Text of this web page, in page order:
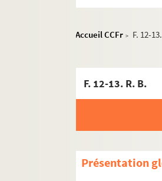
Accueil CCFr > F. 12-
F. 12-13. R. B.
Présentation